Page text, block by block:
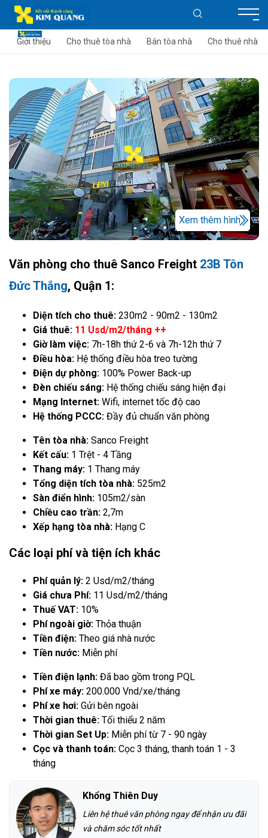
Giới thiệu Cho thuê tòa nhà Bán tòa nhà Cho thuê nhà
Xem thêm hình
Văn phòng cho thuê Sanco Freight 23B Tôn
Đức Thắng, Quận 1:
Diện tích cho thuê: 230m2 - 90m2 - 130m2
Giá thuê: 11 Usd/m2/tháng ++
Giờ làm việc: 7h-18h thứ 2-6 và 7h-12h thứ 7
Điều hòa: Hệ thống điều hòa treo tường
Điện dự phòng: 100% Power Back-up
Đèn chiếu sáng: Hệ thống chiếu sáng hiện đại
Mạng Internet: Wifi, internet tốc độ cao
Hệ thống PCCC: Đầy đủ chuẩn văn phòng
Tên tòa nhà: Sanco Freight
Kết cấu: 1 Trệt - 4 Tầng
Thang máy: 1 Thang máy
Tổng diện tích tòa nhà: 525m2
Sàn điển hình: 105m2/sàn
Chiều cao trần: 2,7m
Xếp hạng tòa nhà: Hạng C
Các loại phí và tiện ích khác
Phí quản lý: 2 Usd/m2/tháng
Giá chưa Phí: 11 Usd/m2/tháng
Thuế VAT: 10%
Phí ngoài giờ: Thỏa thuận
Tiền điện: Theo giá nhà nước
Tiền nước: Miễn phí
Tiền điện lạnh: Đã bao gồm trong PQL
Phí xe máy: 200.000 Vnd/xe/tháng
Phí xe hơi: Gửi bên ngoài
Thời gian thuê: Tối thiểu 2 năm
Thời gian Set Up: Miễn phí từ 7 - 90 ngày
Cọc và thanh toán: Cọc 3 tháng, thanh toán 1 - 3
tháng
Khổng Thiên Duy
Liên hệ thuê văn phòng ngay để nhận ưu đãi
và chăm sóc tốt nhất